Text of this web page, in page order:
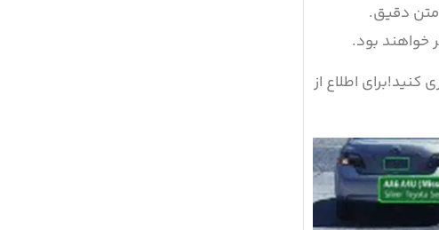
دقیق.
خواهند بود.
کنید!برای اطلاع از